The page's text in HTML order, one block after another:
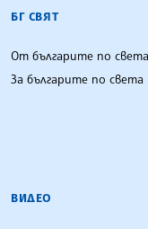
БГ СВЯТ
От българите по света
За българите по света
ВИДЕО